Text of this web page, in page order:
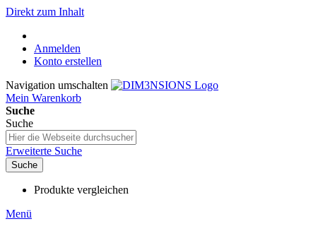
Direkt zum Inhalt
Anmelden
Konto erstellen
Navigation umschalten
Mein Warenkorb
Suche
Suche
Erweiterte Suche
Suche
Produkte vergleichen
Menü